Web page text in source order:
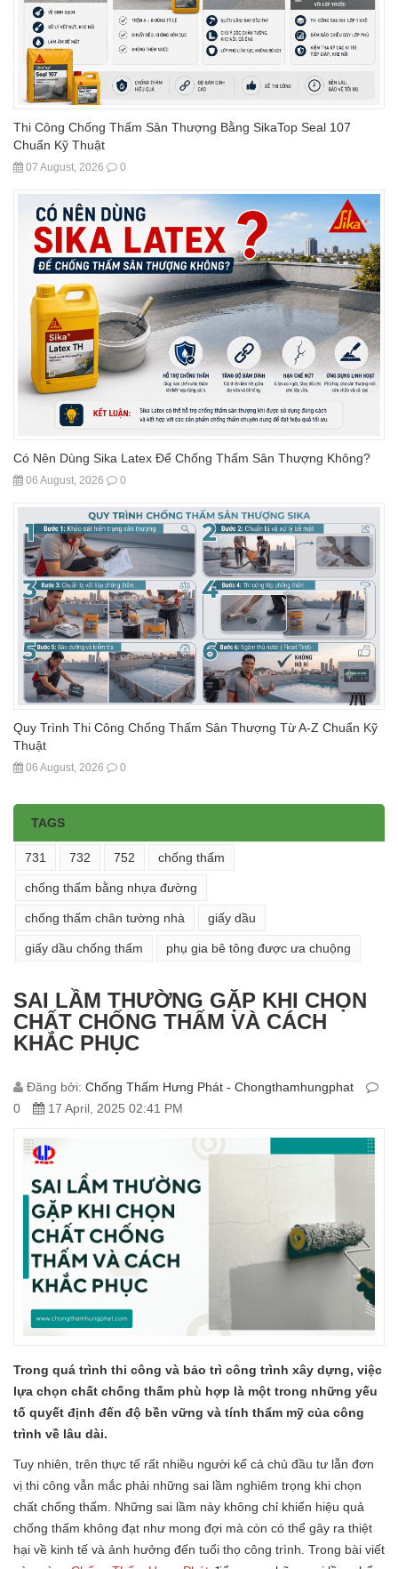
Thi Công Chống Thấm Sân Thượng Bằng SikaTop Seal 107
Chuẩn Kỹ Thuật
07 August, 2026 0
Có Nên Dùng Sika Latex Để Chống Thấm Sân Thượng Không?
06 August, 2026 0
Quy Trình Thi Công Chống Thấm Sân Thượng Từ A-Z Chuẩn Kỹ
Thuật
06 August, 2026 0
TAGS
731 732 752 chống thấm
chống thấm bằng nhựa đường
chống thấm chân tường nhà giấy dầu
giấy dầu chống thấm phụ gia bê tông được ưa chuộng
SAI LẦM THƯỜNG GẶP KHI CHỌN
CHẤT CHỐNG THẤM VÀ CÁCH
KHẮC PHỤC
Đăng bởi: Chống Thấm Hưng Phát - Chongthamhungphat
0
17 April, 2025 02:41 PM
Trong quá trình thi công và bảo trì công trình xây dựng, việc
lựa chọn chất chống thấm phù hợp là một trong những yếu
tố quyết định đến độ bền vững và tính thẩm mỹ của công
trình về lâu dài.
Tuy nhiên, trên thực tế rất nhiều người kể cả chủ đầu tư lẫn đơn
vị thi công vẫn mắc phải những sai lầm nghiêm trọng khi chọn
chất chống thấm. Những sai lầm này không chỉ khiến hiệu quả
chống thấm không đạt như mong đợi mà còn có thể gây ra thiệt
hại về kinh tế và ảnh hưởng đến tuổi thọ công trình. Trong bài viết